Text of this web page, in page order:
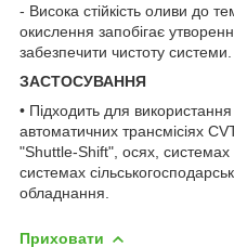
- Висока стійкість оливи до
окислення запобігає
забезпечити чистоту системи.
ЗАСТОСУВАННЯ
• Підходить для
автоматичних трансмісіях
"Shuttle-Shift", осях, системах
системах
обладнання.
Приховати